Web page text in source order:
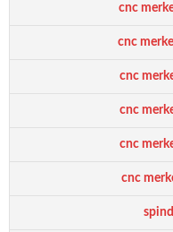
cnc
cnc
cnc
cnc
cnc
cnc